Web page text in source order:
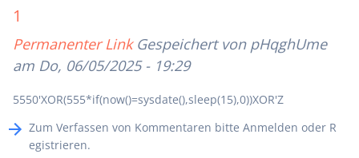
1
Permanenter Link Gespeichert von pHqghUme
am Do, 06/05/2025 - 19:29
5550'XOR(555*if(now()=sysdate(),sleep(15),0))XOR'Z
Zum Verfassen von Kommentaren bitte Anmelden oder R
egistrieren.